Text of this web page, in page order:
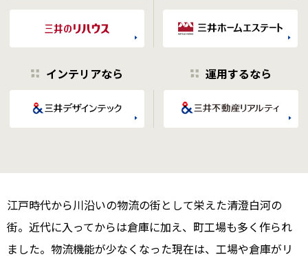
インテリアなら 運用するなら
江戸時代から川沿いの物流の街として栄えた清澄白河の
街。近代に入ってからは倉庫に加え、町工場も多く作られ
ました。物流機能が少なくなった現在は、工場や倉庫がリ